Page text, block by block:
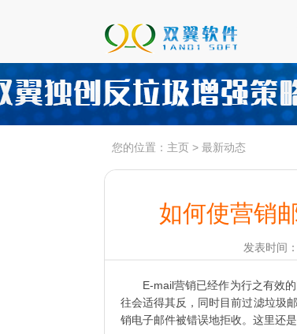
您的位置： 主页 > 最新动态
如何使营销
发表时间
E-mail营销已经作为行之有效
往会适得其反，同时目前过滤垃圾
销电子邮件被错误地拒收。这里还